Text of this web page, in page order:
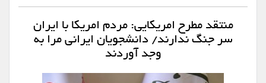
منتقد مطرح امریکایی: مردم امریکا با ایران
سر جنگ ندارند/ دانشجویان ایرانی مرا به
وجد آوردند